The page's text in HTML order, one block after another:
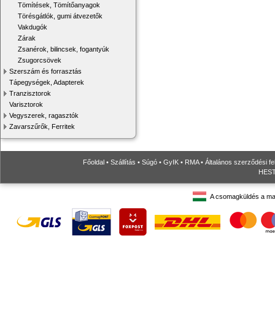
Tömítések, Tömítőanyagok
Törésgátlók, gumi átvezetők
Vakdugók
Zárak
Zsanérok, bilincsek, fogantyúk
Zsugorcsövek
Szerszám és forrasztás
Tápegységek, Adapterek
Tranzisztorok
Varisztorok
Vegyszerek, ragasztók
Zavarszűrők, Ferritek
Főoldal • Szállítás • Súgó • GyIK • RMA• Általános szerződési
A csomagküldés a